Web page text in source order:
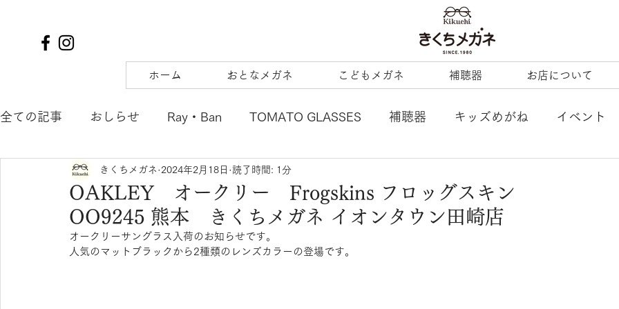
ホーム おとなメガネ こどもメガネ 補聴器 お店について
全ての記事 おしらせ Ray・Ban TOMATO GLASSES 補聴器 キッズめがね イベント
TIFFANY&Co. to hers SOLAIZ DJUAL
SAMURAI SHO mu tsubura AQUALIBERTY LineArt COACH
OAKLEY オークリー Frogskins フロッグスキン
OO9245 熊本 きくちメガネ イオンタウン田崎店
きくちメガネ 2024年2月18日 読了時間: 1分
オークリーサングラス入荷のお知らせです。
人気のマットブラックから2種類のレンズカラーの登場です。